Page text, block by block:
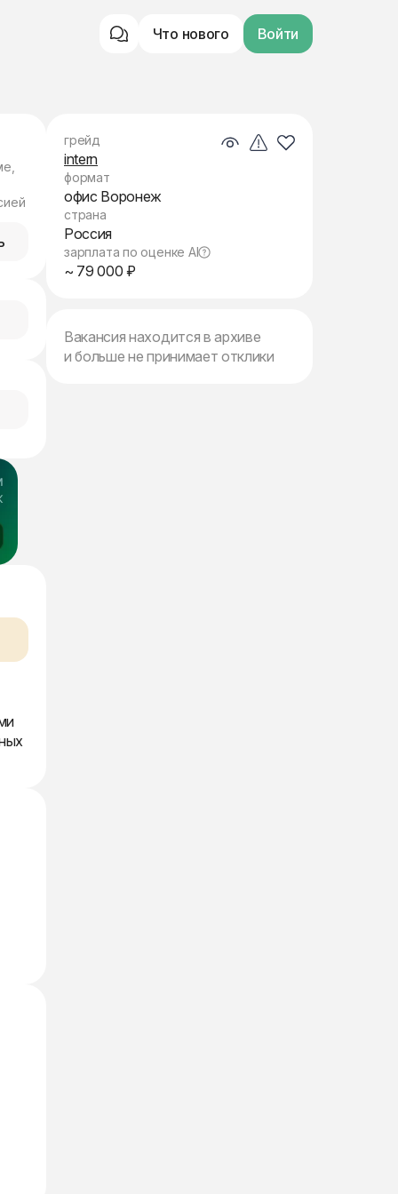
Что нового Войти
грейд
intern
формат
офис Воронеж
страна
Россия
зарплата по оценке AI
~ 79 000 ₽
Вакансия находится в архиве
и больше не принимает отклики